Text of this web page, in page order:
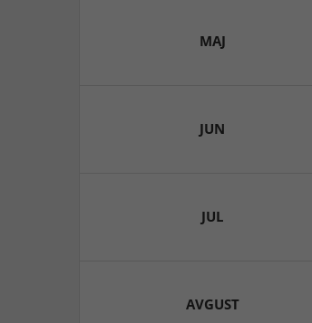
MAJ
JUN
JUL
AVGUST